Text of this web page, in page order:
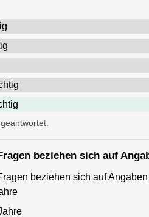
beziehen sich auf